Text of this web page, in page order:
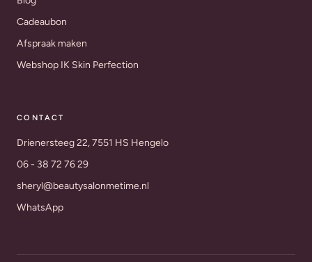
Cadeaubon
Afspraak maken
Webshop IK Skin Perfection
CONTACT
Drienersteeg 22, 7551 HS Hengelo
06 - 38 72 76 29
sheryl@beautysalonmetime.nl
WhatsApp